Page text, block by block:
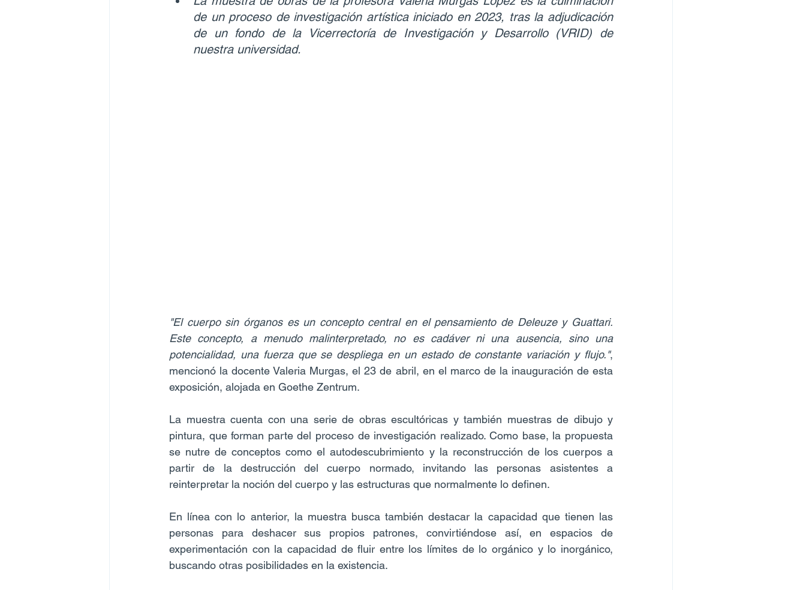
de un proceso de investigación artística iniciado en 2023, tras la adjudicación
de un fondo de la Vicerrectoría de Investigación y Desarrollo (VRID) de
nuestra universidad.
"El cuerpo sin órganos es un concepto central en el pensamiento de Deleuze y Guattari.
Este concepto, a menudo malinterpretado, no es cadáver ni una ausencia, sino una
potencialidad, una fuerza que se despliega en un estado de constante variación y flujo.",
mencionó la docente Valeria Murgas, el 23 de abril, en el marco de la inauguración de esta
exposición, alojada en Goethe Zentrum.
La muestra cuenta con una serie de obras escultóricas y también muestras de dibujo y
pintura, que forman parte del proceso de investigación realizado. Como base, la propuesta
se nutre de conceptos como el autodescubrimiento y la reconstrucción de los cuerpos a
partir de la destrucción del cuerpo normado, invitando las personas asistentes a
reinterpretar la noción del cuerpo y las estructuras que normalmente lo definen.
En línea con lo anterior, la muestra busca también destacar la capacidad que tienen las
personas para deshacer sus propios patrones, convirtiéndose así, en espacios de
experimentación con la capacidad de fluir entre los límites de lo orgánico y lo inorgánico,
buscando otras posibilidades en la existencia.